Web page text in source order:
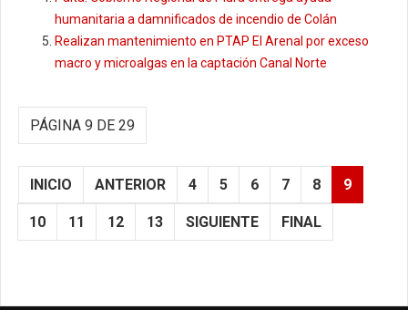
humanitaria a damnificados de incendio de Colán
Realizan mantenimiento en PTAP El Arenal por exceso
macro y microalgas en la captación Canal Norte
PÁGINA 9 DE 29
INICIO ANTERIOR 4 5 6 7 8 9
10 11 12 13 SIGUIENTE FINAL